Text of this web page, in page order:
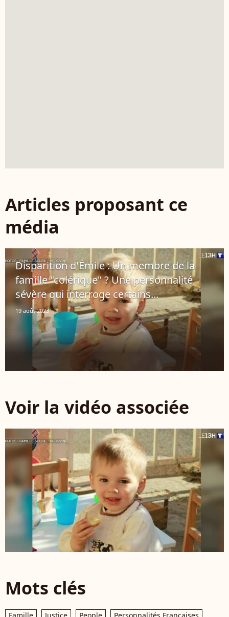
Articles proposant ce
média
Disparition d'Émile : Un membre de la
famille "colérique" ? Une personnalité
sévère qui interroge certains...
19 août 2023
Voir la vidéo associée
Mots clés